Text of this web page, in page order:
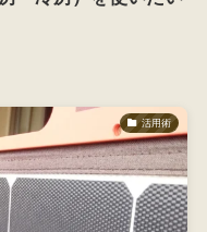
活用術